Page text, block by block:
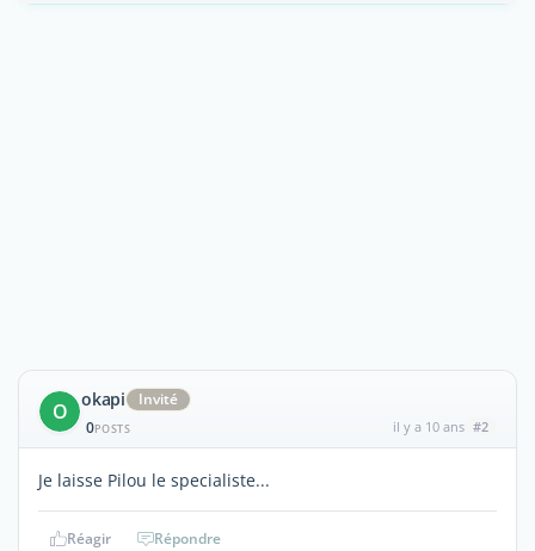
O okapi
Invité
0POSTS il y a 10 ans #2
Je laisse Pilou le specialiste...
Réagir Répondre